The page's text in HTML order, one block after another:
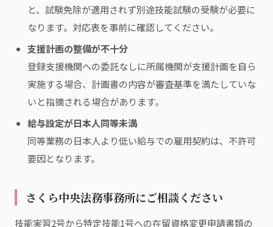
と、試験免除が適用されず別途技能試験の受験が必要に
なります。対応表を事前に確認してください。
支援計画の整備が不十分
登録支援機関への委託なしに所属機関が支援計画を自ら
実施する場合、計画書の内容が審査基準を満たしていな
いと指摘される場合があります。
給与設定が日本人同等未満
同等業務の日本人より低い給与での雇用契約は、不許可
要因となります。
さくら中央法務事務所にご相談ください
技能実習2号から特定技能1号への在留資格変更申請書類の